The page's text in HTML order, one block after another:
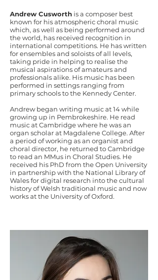
Andrew Cusworth is a composer best
known for his atmospheric choral music
which, as well as being performed around
the world, has received recognition in
international competitions. He has written
for ensembles and soloists of all levels,
taking pride in helping to realise the
musical aspirations of amateurs and
professionals alike. His music has been
performed in settings ranging from
primary schools to the Kennedy Center.
Andrew began writing music at 14 while
growing up in Pembrokeshire. He read
music at Cambridge where he was an
organ scholar at Magdalene College. After
a period of working as an organist and
choral director, he returned to Cambridge
to read an MMus in Choral Studies. He
received his PhD from the Open University
in partnership with the National Library of
Wales for digital research into the cultural
history of Welsh traditional music and now
works at the University of Oxford.